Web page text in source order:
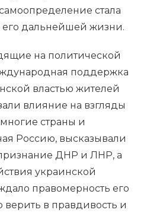
стала
дальнейшей жизни.
на политической
поддержка
властью жителей
влияние на взгляды
страны и
Россию, высказывали
ДНР и ЛНР, а
украинской
правомерность его
верить в правдивость и